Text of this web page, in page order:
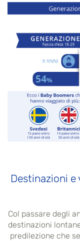
Destinazioni
Col passare degli
destinazioni
predilezione che